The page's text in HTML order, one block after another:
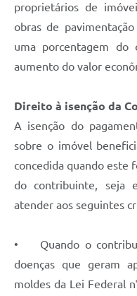
Veículos
Imóveis locados
Imóveis territorial
GERAR BOLETO DE IPTU/
Dúvidas frequentes
Cadastro de Fornecedores
Proteção ambiental
proprietários de
obras de
uma porcentagem do
aumento do valor
Direito à isenção da
A isenção do
sobre o imóvel
concedida quando este
do contribuinte, seja
atender aos seguintes
• Quando o
doenças que geram
moldes da Lei Federal